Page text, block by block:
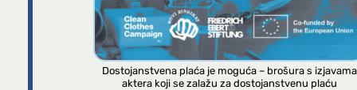
Dostojanstvena plaća je moguća – brošura s izjavama
aktera koji se zalažu za dostojanstvenu plaću